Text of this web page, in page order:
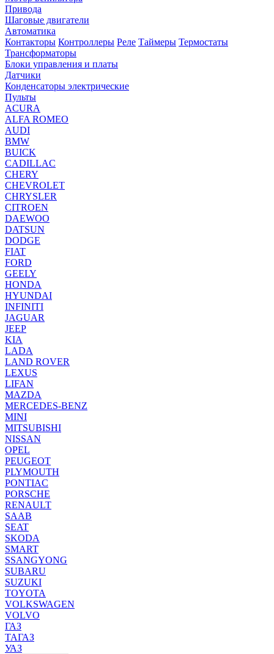
Привода
Шаговые двигатели
Автоматика
Контакторы Контроллеры Реле Таймеры Термостаты
Трансформаторы
Блоки управления и платы
Датчики
Конденсаторы электрические
Пульты
ACURA
ALFA ROMEO
AUDI
BMW
BUICK
CADILLAC
CHERY
CHEVROLET
CHRYSLER
CITROEN
DAEWOO
DATSUN
DODGE
FIAT
FORD
GEELY
HONDA
HYUNDAI
INFINITI
JAGUAR
JEEP
KIA
LADA
LAND ROVER
LEXUS
LIFAN
MAZDA
MERCEDES-BENZ
MINI
MITSUBISHI
NISSAN
OPEL
PEUGEOT
PLYMOUTH
PONTIAC
PORSCHE
RENAULT
SAAB
SEAT
SKODA
SMART
SSANGYONG
SUBARU
SUZUKI
TOYOTA
VOLKSWAGEN
VOLVO
ГАЗ
ТАГАЗ
УАЗ